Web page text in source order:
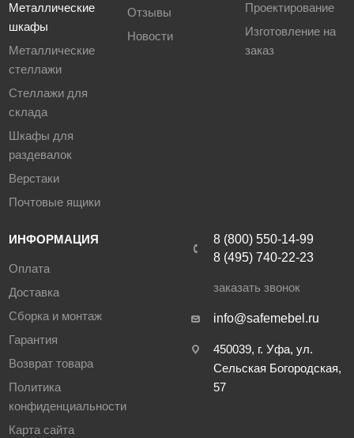
Металлические
шкафы
Металлические
стеллажи
Стеллажи для
склада
Шкафы для
раздевалок
Верстаки
Почтовые ящики
Отзывы
Новости
Проектирование
Изготовление на
заказ
ИНФОРМАЦИЯ
Оплата
Доставка
Сборка и монтаж
Гарантия
Возврат товара
Политика
конфиденциальности
Карта сайта
8 (800) 550-14-99
8 (495) 740-22-23
заказать звонок
info@safemebel.ru
450039, г. Уфа, ул.
Сельская Богородская,
57